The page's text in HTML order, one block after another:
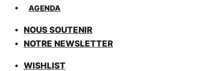
AGENDA
NOUS SOUTENIR
NOTRE NEWSLETTER
WISHLIST